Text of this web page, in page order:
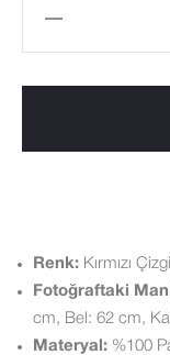
Renk: Kırmızı
Fotoğraftaki
cm, Bel: 62 cm,
Materyal: %100